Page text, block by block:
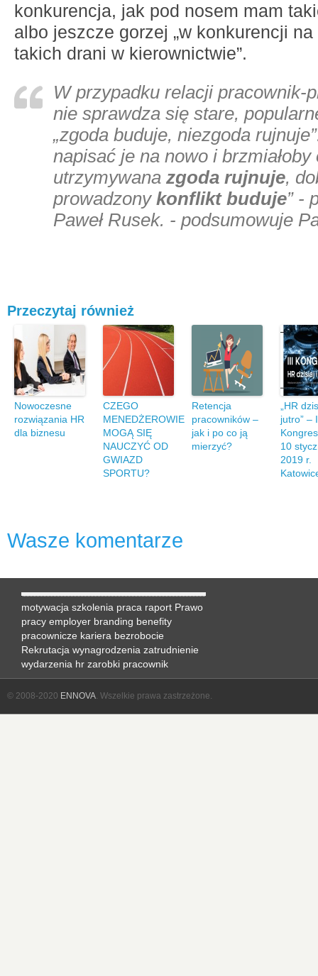
konkurencja, jak pod nosem mam
albo jeszcze gorzej „w konkurencji
takich drani w kierownictwie”.
W przypadku relacji pracownik-
nie sprawdza się stare,
„zgoda buduje, niezgoda
napisać je na nowo i brzmiałoby
utrzymywana zgoda rujnuje,
prowadzony konflikt buduje” -
Paweł Rusek. - podsumowuje
Przeczytaj również
Nowoczesne
rozwiązania HR
dla biznesu
CZEGO
MENEDŻEROWIE
MOGĄ SIĘ
NAUCZYĆ OD
GWIAZD
SPORTU?
Retencja
pracowników –
jak i po co ją
mierzyć?
„HR
jutro” –
10
2019 r.
Wasze komentarze
motywacja szkolenia praca raport Prawo
pracy employer branding benefity
pracownicze kariera bezrobocie
Rekrutacja wynagrodzenia zatrudnienie
wydarzenia hr zarobki pracownik
© 2008-2020 ENNOVA. Wszelkie prawa zastrzeżone.